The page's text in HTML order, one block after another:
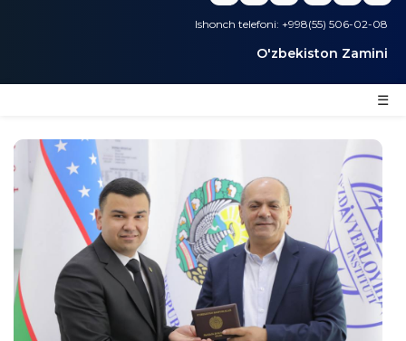
Ishonch telefoni: +998(55) 506-02-08
O'zbekiston Zamini
☰